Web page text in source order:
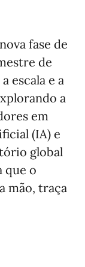
fase de
de
escala e a
a
em
(IA) e
global
que o
mão, traça